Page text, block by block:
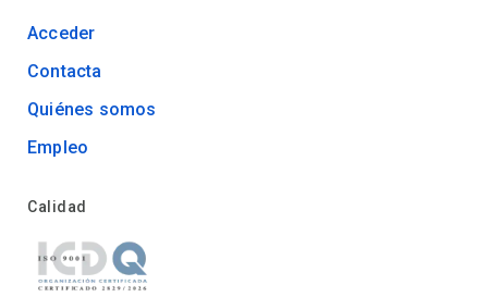
Acceder
Contacta
Quiénes somos
Empleo
Calidad